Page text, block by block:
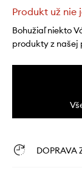
Produkt už nie
Bohužiaľ niekto
produkty z našej
DOPRAVA